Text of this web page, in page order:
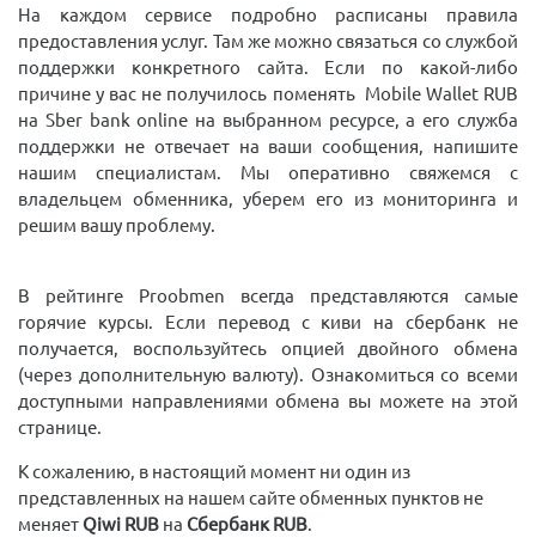
На каждом сервисе подробно расписаны правила
предоставления услуг. Там же можно связаться со службой
поддержки конкретного сайта. Если по какой-либо
причине у вас не получилось поменять Mobile Wallet RUB
на Sber bank online на выбранном ресурсе, а его служба
поддержки не отвечает на ваши сообщения, напишите
нашим специалистам. Мы оперативно свяжемся с
владельцем обменника, уберем его из мониторинга и
решим вашу проблему.
В рейтинге Proobmen всегда представляются самые
горячие курсы. Если перевод с киви на сбербанк не
получается, воспользуйтесь опцией двойного обмена
(через дополнительную валюту). Ознакомиться со всеми
доступными направлениями обмена вы можете на этой
странице.
К сожалению, в настоящий момент ни один из
представленных на нашем сайте обменных пунктов не
меняет Qiwi RUB на Сбербанк RUB.